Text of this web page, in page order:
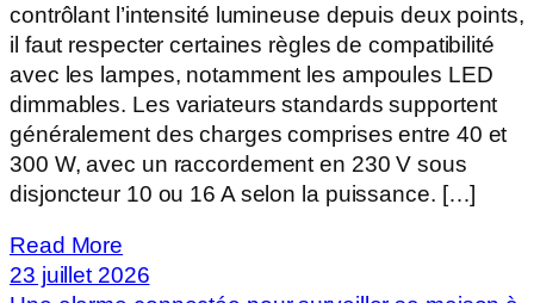
contrôlant l’intensité lumineuse depuis deux points,
il faut respecter certaines règles de compatibilité
avec les lampes, notamment les ampoules LED
dimmables. Les variateurs standards supportent
généralement des charges comprises entre 40 et
300 W, avec un raccordement en 230 V sous
disjoncteur 10 ou 16 A selon la puissance. […]
Read More
23 juillet 2026